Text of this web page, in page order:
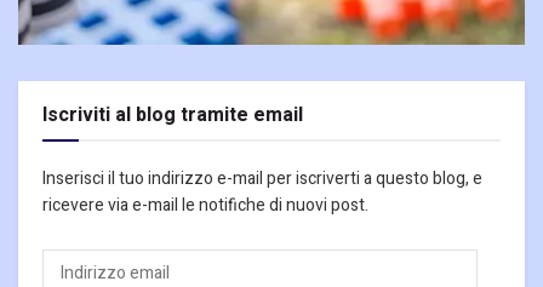
Iscriviti al blog tramite email
Inserisci il tuo indirizzo e-mail per iscriverti a questo blog, e
ricevere via e-mail le notifiche di nuovi post.
Indirizzo